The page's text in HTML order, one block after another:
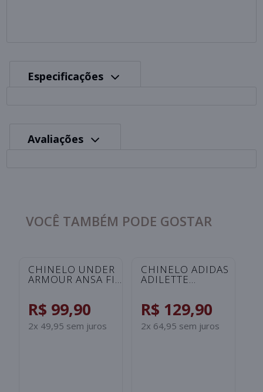
Especificações
Avaliações
VOCÊ TAMBÉM PODE GOSTAR
CHINELO UNDER
ARMOUR ANSA FIX
R$ 99,90
2x 49,95 sem juros
CHINELO ADIDAS
ADILETTE
PRETO/BRANCO
R$ 129,90
2x 64,95 sem juros